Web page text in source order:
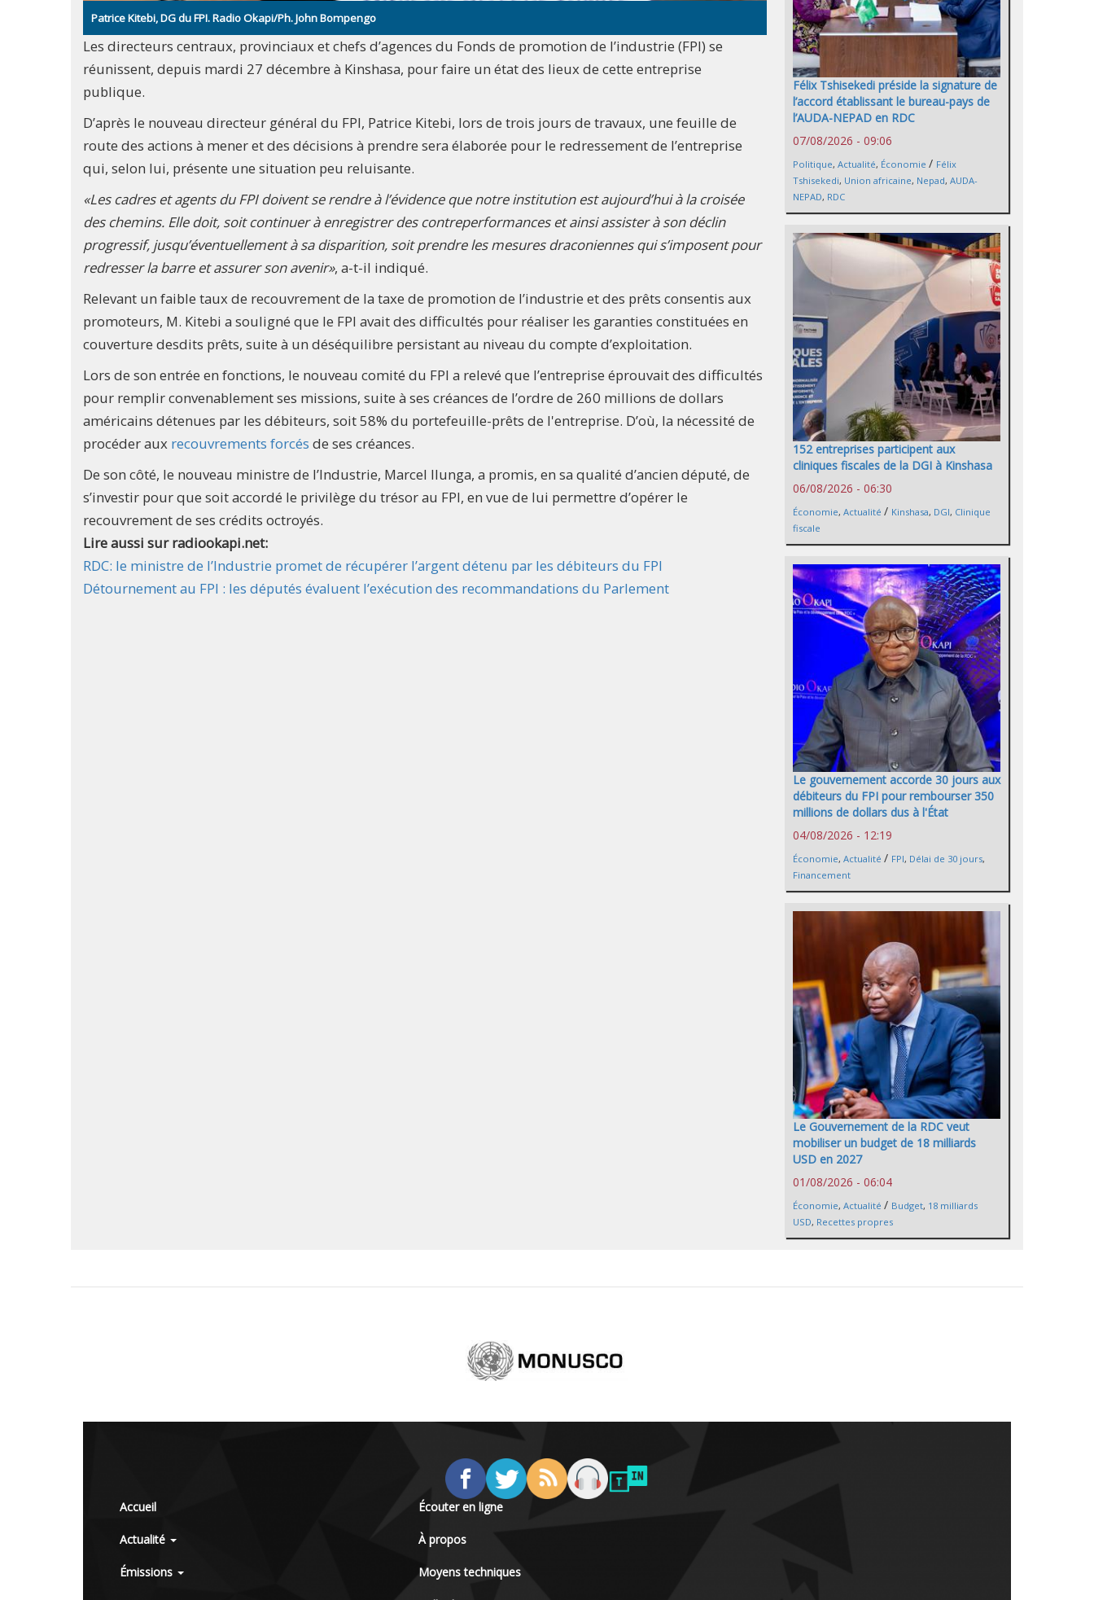
Patrice Kitebi, DG du FPI. Radio Okapi/Ph. John Bompengo
Les directeurs centraux, provinciaux et chefs d’agences du Fonds de promotion de l’industrie (FPI) se
réunissent, depuis mardi 27 décembre à Kinshasa, pour faire un état des lieux de cette entreprise
publique.
D’après le nouveau directeur général du FPI, Patrice Kitebi, lors de trois jours de travaux, une feuille de
route des actions à mener et des décisions à prendre sera élaborée pour le redressement de l’entreprise
qui, selon lui, présente une situation peu reluisante.
«Les cadres et agents du FPI doivent se rendre à l’évidence que notre institution est aujourd’hui à la croisée
des chemins. Elle doit, soit continuer à enregistrer des contreperformances et ainsi assister à son déclin
progressif, jusqu’éventuellement à sa disparition, soit prendre les mesures draconiennes qui s’imposent pour
redresser la barre et assurer son avenir», a-t-il indiqué.
Relevant un faible taux de recouvrement de la taxe de promotion de l’industrie et des prêts consentis aux
promoteurs, M. Kitebi a souligné que le FPI avait des difficultés pour réaliser les garanties constituées en
couverture desdits prêts, suite à un déséquilibre persistant au niveau du compte d’exploitation.
Lors de son entrée en fonctions, le nouveau comité du FPI a relevé que l’entreprise éprouvait des difficultés
pour remplir convenablement ses missions, suite à ses créances de l’ordre de 260 millions de dollars
américains détenues par les débiteurs, soit 58% du portefeuille-prêts de l'entreprise. D’où, la nécessité de
procéder aux recouvrements forcés de ses créances.
De son côté, le nouveau ministre de l’Industrie, Marcel Ilunga, a promis, en sa qualité d’ancien député, de
s’investir pour que soit accordé le privilège du trésor au FPI, en vue de lui permettre d’opérer le
recouvrement de ses crédits octroyés.
Lire aussi sur radiookapi.net:
RDC: le ministre de l’Industrie promet de récupérer l’argent détenu par les débiteurs du FPI
Détournement au FPI : les députés évaluent l’exécution des recommandations du Parlement
Félix Tshisekedi préside la signature de
l’accord établissant le bureau-pays de
l’AUDA-NEPAD en RDC
07/08/2026 - 09:06
Politique, Actualité, Économie / Félix
Tshisekedi, Union africaine, Nepad, AUDA-
NEPAD, RDC
152 entreprises participent aux
cliniques fiscales de la DGI à Kinshasa
06/08/2026 - 06:30
Économie, Actualité / Kinshasa, DGI, Clinique
fiscale
Le gouvernement accorde 30 jours aux
débiteurs du FPI pour rembourser 350
millions de dollars dus à l'État
04/08/2026 - 12:19
Économie, Actualité / FPI, Délai de 30 jours,
Financement
Le Gouvernement de la RDC veut
mobiliser un budget de 18 milliards
USD en 2027
01/08/2026 - 06:04
Économie, Actualité / Budget, 18 milliards
USD, Recettes propres
Accueil
Actualité
Émissions
Écouter en ligne
À propos
Moyens techniques